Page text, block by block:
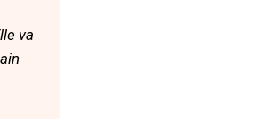
va